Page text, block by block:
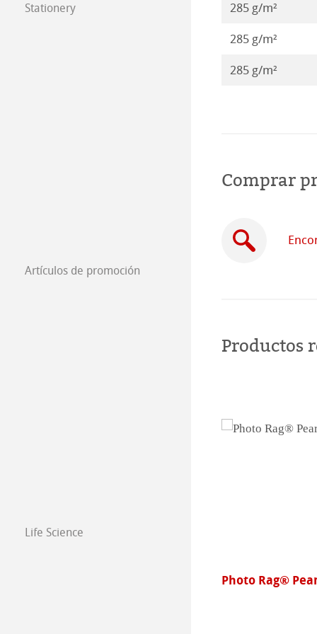
Pinturas 2019
Pinturas 2018
Pinturas 2017
Stationery
FineNotes by
Artículos de promoción
Life Science
285 g/m²
285 g/m²
285 g/m²
Comprar
Productos
FineArt Photo